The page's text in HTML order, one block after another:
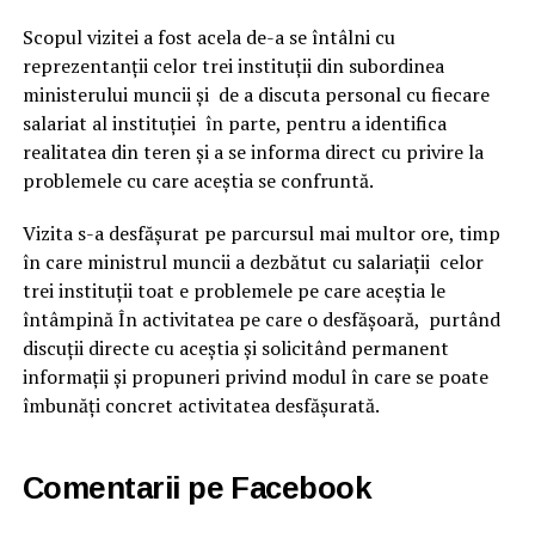
Scopul vizitei a fost acela de-a se întâlni cu
reprezentanții celor trei instituții din subordinea
ministerului muncii și de a discuta personal cu fiecare
salariat al instituției în parte, pentru a identifica
realitatea din teren și a se informa direct cu privire la
problemele cu care aceștia se confruntă.
Vizita s-a desfășurat pe parcursul mai multor ore, timp
în care ministrul muncii a dezbătut cu salariații celor
trei instituții toat e problemele pe care aceștia le
întâmpină În activitatea pe care o desfășoară, purtând
discuții directe cu aceștia și solicitând permanent
informații și propuneri privind modul în care se poate
îmbunăți concret activitatea desfășurată.
Comentarii pe Facebook